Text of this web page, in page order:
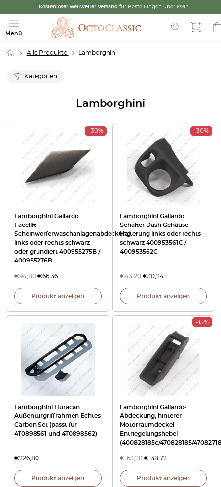
Kostenloser weltweiter Versand für Bestellungen über £99.*
Menü
Alle Produkte Lamborghini
Kategorien
Lamborghini
-30%
Lamborghini Gallardo
Facelift
Scheinwerferwaschanlagenabdeckung
links oder rechts schwarz
oder grundiert 400955275B /
400955276B
€94,80 €66,36
Produkt anzeigen
-30%
Lamborghini Gallardo
Schalter Dash Gehäuse
Halterung links oder rechts
schwarz 400953561C /
400953562C
€43,20 €30,24
Produkt anzeigen
Lamborghini Huracan
Außentürgriffrahmen Echtes
Carbon Set (passt für
4T0898561 und 4T0898562)
€226,80
Produkt anzeigen
-15%
Lamborghini Gallardo-
Abdeckung, hinterer
Motorraumdeckel-
Entriegelungshebel
(400828185c/470828185/
€163,20 €138,72
Produkt anzeigen